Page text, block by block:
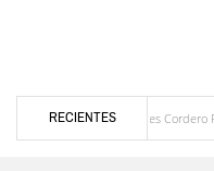
RECIENTES
Eugenia Febres Cordero R.